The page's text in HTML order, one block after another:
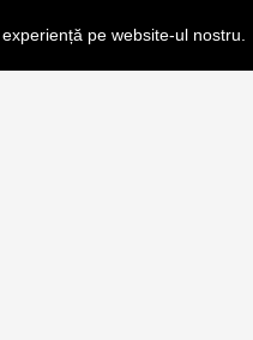
pe website-ul nostru.